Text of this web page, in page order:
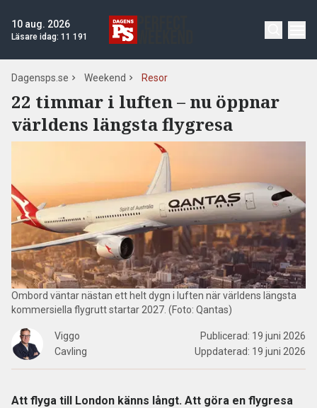
10 aug. 2026
Läsare idag: 11 191
Dagensps.se Weekend Resor
22 timmar i luften – nu öppnar
världens längsta flygresa
Ombord väntar nästan ett helt dygn i luften när världens längsta
kommersiella flygrutt startar 2027. (Foto: Qantas)
Viggo
Cavling
Publicerad: 19 juni 2026
Uppdaterad: 19 juni 2026
Att flyga till London känns långt. Att göra en flygresa